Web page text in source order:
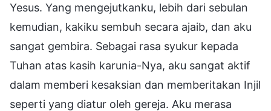
Yesus. Yang mengejutkanku, lebih dari sebulan
kemudian, kakiku sembuh secara ajaib, dan aku
sangat gembira. Sebagai rasa syukur kepada
Tuhan atas kasih karunia-Nya, aku sangat aktif
dalam memberi kesaksian dan memberitakan Injil
seperti yang diatur oleh gereja. Aku merasa